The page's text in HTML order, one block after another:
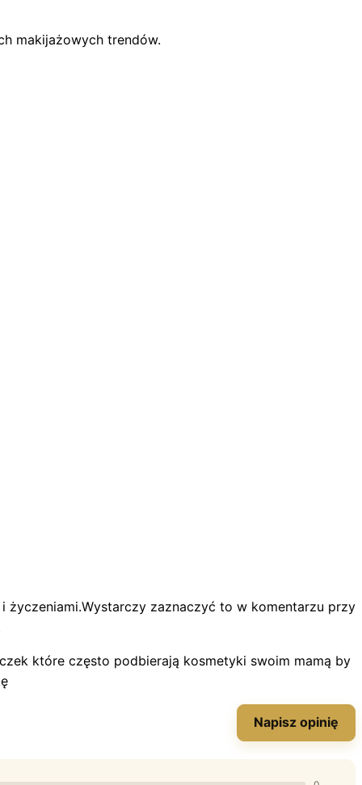
makijażowych trendów.
zaznaczyć to w komentarzu przy
które często podbierają kosmetyki swoim mamą by
Napisz opinię